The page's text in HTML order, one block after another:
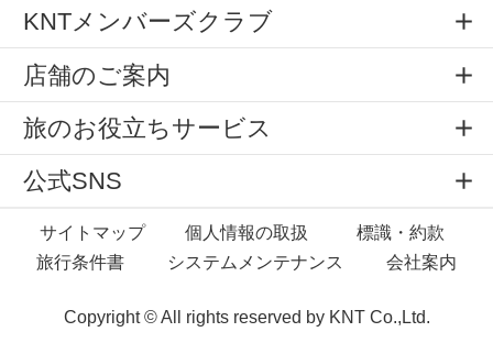
KNTメンバーズクラブ
店舗のご案内
旅のお役立ちサービス
公式SNS
サイトマップ 個人情報の取扱
標識・約款
旅行条件書
システムメンテナンス 会社案内
Copyright © All rights reserved by KNT Co.,Ltd.